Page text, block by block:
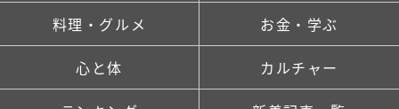
料理・グルメ お金・学ぶ
心と体 カルチャー